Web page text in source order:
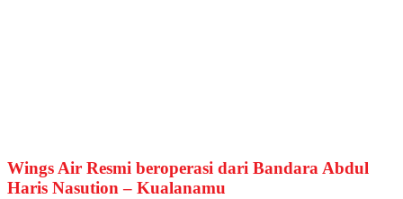
Wings Air Resmi beroperasi dari Bandara Abdul
Haris Nasution – Kualanamu